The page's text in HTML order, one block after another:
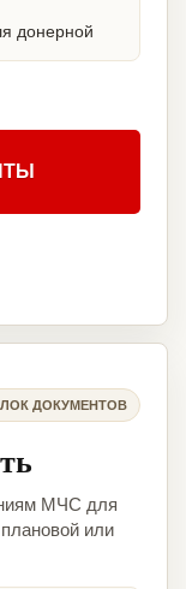
донерной
ДОКУМЕНТОВ
МЧС для
или